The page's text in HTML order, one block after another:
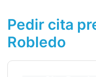
Pedir cita
Robledo